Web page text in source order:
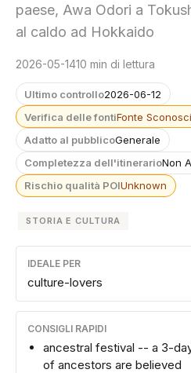
paese, Awa Odori a
al caldo ad Hokkaido
2026-05-1410 min di lettura
Ultimo controllo2026-06-12
Verifica delle fontiFonte
Adatto al pubblicoGenerale
Completezza dell'itinerarioNon
Rischio qualità POIUnknown
STORIA E CULTURA
IDEALE PER
culture-lovers
CONSIGLI RAPIDI
ancestral festival -- a 3-
of ancestors are believed